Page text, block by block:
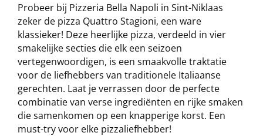
Probeer bij Pizzeria Bella Napoli in Sint-Niklaas
zeker de pizza Quattro Stagioni, een ware
klassieker! Deze heerlijke pizza, verdeeld in vier
smakelijke secties die elk een seizoen
vertegenwoordigen, is een smaakvolle traktatie
voor de liefhebbers van traditionele Italiaanse
gerechten. Laat je verrassen door de perfecte
combinatie van verse ingrediënten en rijke smaken
die samenkomen op een knapperige korst. Een
must-try voor elke pizzaliefhebber!